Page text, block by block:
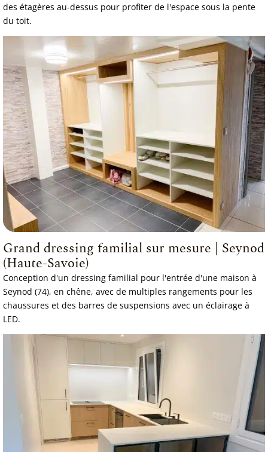
des étagères au-dessus pour profiter de l'espace sous la pente
du toit.
Grand dressing familial sur mesure | Seynod
(Haute-Savoie)
Conception d'un dressing familial pour l'entrée d'une maison à
Seynod (74), en chêne, avec de multiples rangements pour les
chaussures et des barres de suspensions avec un éclairage à
LED.